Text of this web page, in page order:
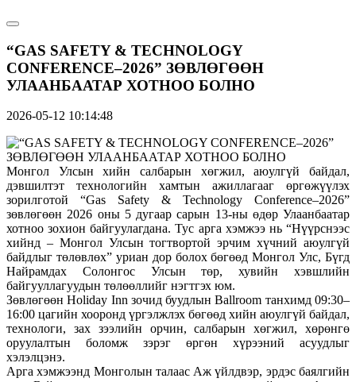
“GAS SAFETY & TECHNOLOGY
CONFERENCE–2026” ЗӨВЛӨГӨӨН
УЛААНБААТАР ХОТНОО БОЛНО
2026-05-12 10:14:48
Монгол Улсын хийн салбарын хөгжил, аюулгүй байдал,
дэвшилтэт технологийн хамтын ажиллагааг өргөжүүлэх
зорилготой “Gas Safety & Technology Conference–2026”
зөвлөгөөн 2026 оны 5 дугаар сарын 13-ны өдөр Улаанбаатар
хотноо зохион байгуулагдана. Тус арга хэмжээ нь “Нүүрснээс
хийнд – Монгол Улсын тогтвортой эрчим хүчний аюулгүй
байдлыг төлөвлөх” уриан дор болох бөгөөд Монгол Улс, Бүгд
Найрамдах Солонгос Улсын төр, хувийн хэвшлийн
байгууллагуудын төлөөллийг нэгтгэх юм.
Зөвлөгөөн Holiday Inn зочид буудлын Ballroom танхимд 09:30–
16:00 цагийн хооронд үргэлжлэх бөгөөд хийн аюулгүй байдал,
технологи, зах зээлийн орчин, салбарын хөгжил, хөрөнгө
оруулалтын боломж зэрэг өргөн хүрээний асуудлыг
хэлэлцэнэ.
Арга хэмжээнд Монголын талаас Аж үйлдвэр, эрдэс баялгийн